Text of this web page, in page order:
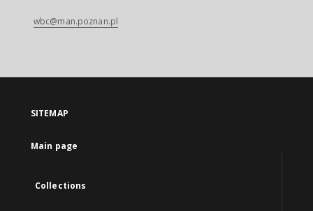
wbc@man.poznan.pl
SITEMAP
Main page
Collections